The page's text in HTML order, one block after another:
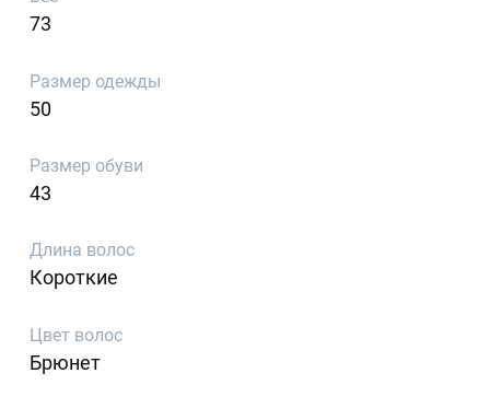
73
Размер одежды
50
Размер обуви
43
Длина волос
Короткие
Цвет волос
Брюнет